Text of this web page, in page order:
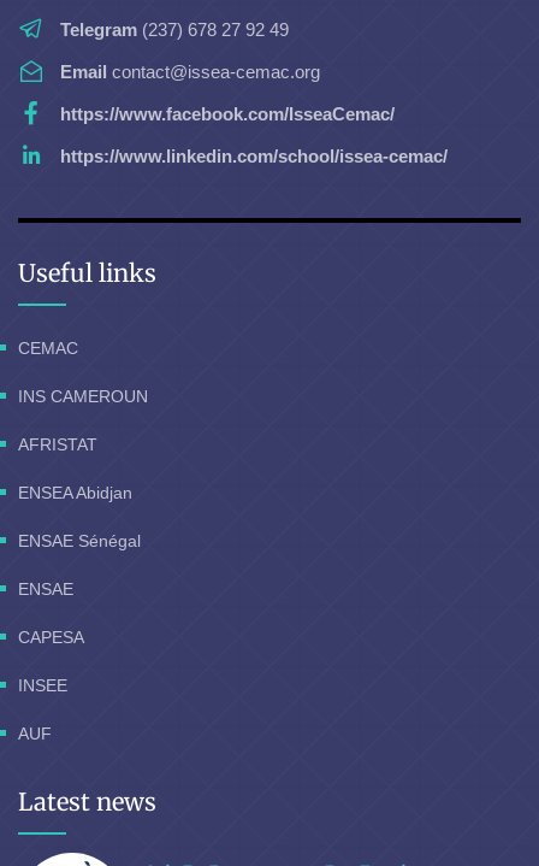
Telegram (237) 678 27 92 49
Email contact@issea-cemac.org
https://www.facebook.com/IsseaCemac/
https://www.linkedin.com/school/issea-cemac/
Useful links
CEMAC
INS CAMEROUN
AFRISTAT
ENSEA Abidjan
ENSAE Sénégal
ENSAE
CAPESA
INSEE
AUF
Latest news